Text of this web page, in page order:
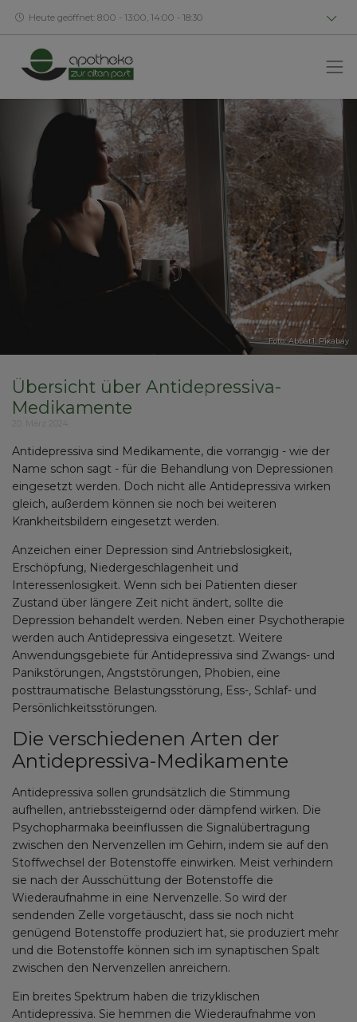
Heute geöffnet: 8:00 - 13:00, 14:00 - 18:30
Foto: Abbat1, Pixabay
Übersicht über Antidepressiva-
Medikamente
Antidepressiva sind Medikamente, die vorrangig - wie der
Name schon sagt - für die Behandlung von Depressionen
eingesetzt werden. Doch nicht alle Antidepressiva wirken
gleich, außerdem können sie noch bei weiteren
Krankheitsbildern eingesetzt werden.
Anzeichen einer Depression sind Antriebslosigkeit,
Erschöpfung, Niedergeschlagenheit und
Interessenlosigkeit. Wenn sich bei Patienten dieser
Zustand über längere Zeit nicht ändert, sollte die
Depression behandelt werden. Neben einer Psychotherapie
werden auch Antidepressiva eingesetzt. Weitere
Anwendungsgebiete für Antidepressiva sind Zwangs- und
Panikstörungen, Angststörungen, Phobien, eine
posttraumatische Belastungsstörung, Ess-, Schlaf- und
Persönlichkeitsstörungen.
Die verschiedenen Arten der
Antidepressiva-Medikamente
Antidepressiva sollen grundsätzlich die Stimmung
aufhellen, antriebssteigernd oder dämpfend wirken. Die
Psychopharmaka beeinflussen die Signalübertragung
zwischen den Nervenzellen im Gehirn, indem sie auf den
Stoffwechsel der Botenstoffe einwirken. Meist verhindern
sie nach der Ausschüttung der Botenstoffe die
Wiederaufnahme in eine Nervenzelle. So wird der
sendenden Zelle vorgetäuscht, dass sie noch nicht
genügend Botenstoffe produziert hat, sie produziert mehr
und die Botenstoffe können sich im synaptischen Spalt
zwischen den Nervenzellen anreichern.
Ein breites Spektrum haben die trizyklischen
Antidepressiva. Sie hemmen die Wiederaufnahme von